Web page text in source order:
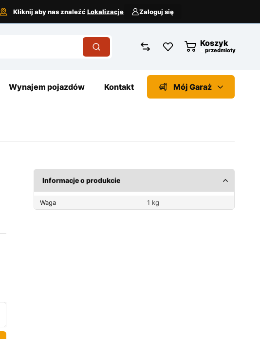
Kliknij aby nas znaleźćLokalizacje Zaloguj się
Koszyk
przedmioty
Wynajem pojazdów Kontakt Mój Garaż
Informacje o produkcie
Waga 1 kg